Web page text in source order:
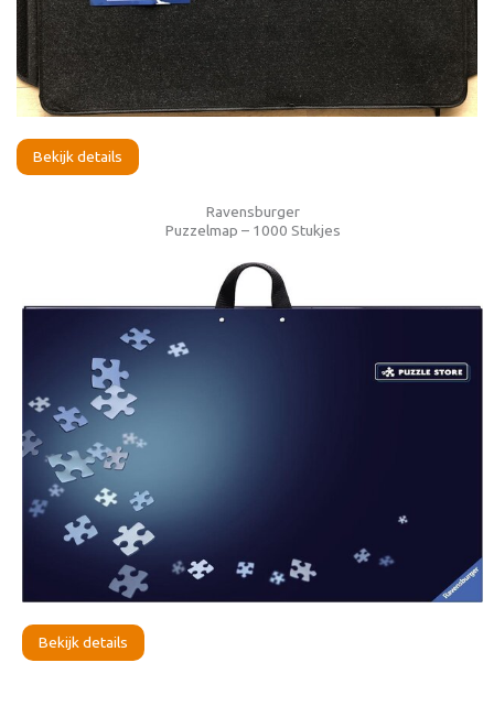
Bekijk details
Ravensburger
Puzzelmap – 1000 Stukjes
Bekijk details